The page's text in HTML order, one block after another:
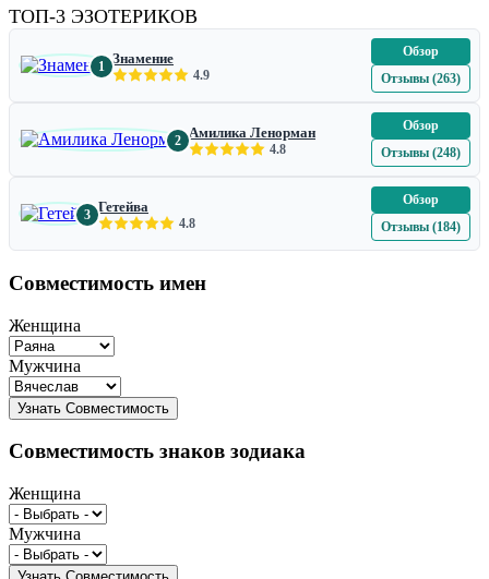
ТОП-3 ЭЗОТЕРИКОВ
1 Знамение
4.9
Обзор
Отзывы (263)
2 Амилика Ленорман
4.8
Обзор
Отзывы (248)
3 Гетейва
4.8
Обзор
Отзывы (184)
Совместимость имен
Женщина
Мужчина
Совместимость знаков зодиака
Женщина
Мужчина